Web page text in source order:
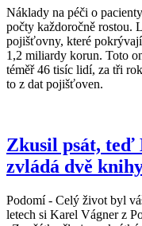
Náklady na péči o
počty každoročně rostou.
pojišťovny, které
1,2 miliardy korun. Toto
téměř 46 tisíc lidí, za tři
to z dat pojišťoven.
Zkusil psát, teď
zvládá dvě
Podomí - Celý život byl
letech si Karel Vágner z